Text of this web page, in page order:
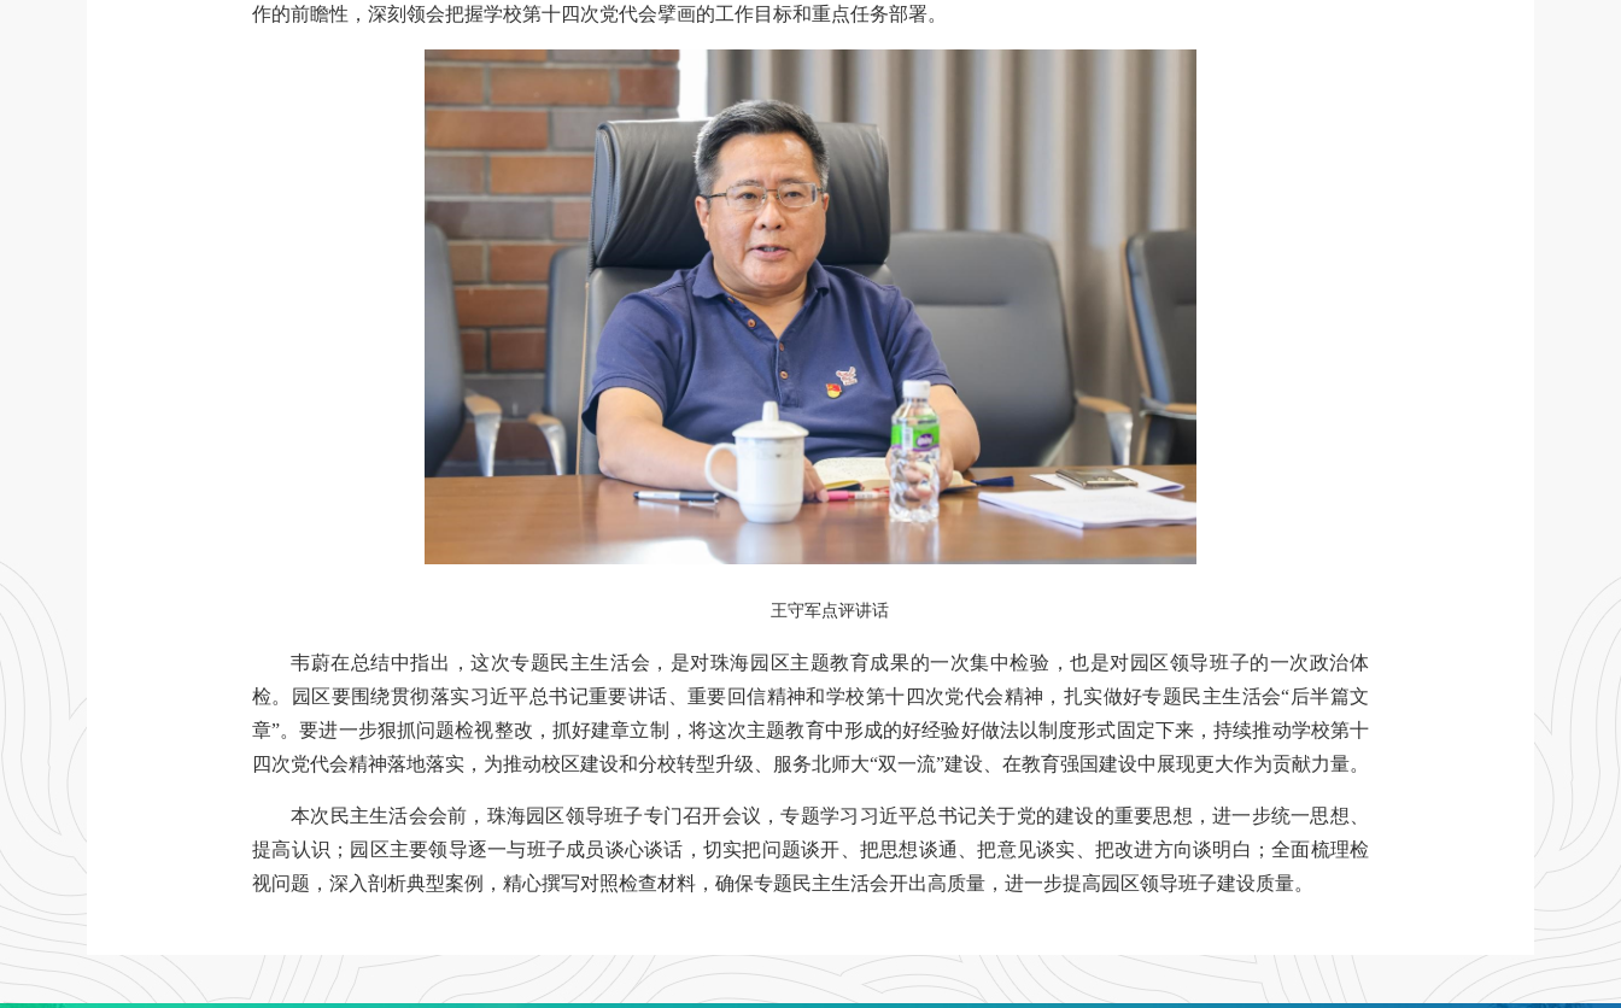
作的前瞻性，深刻领会把握学校第十四次党代会擘画的工作目标和重点任务部署。
王守军点评讲话
韦蔚在总结中指出，这次专题民主生活会，是对珠海园区主题教育成果的一次集中检验，也是对园区领导班子的一次政治体
检。园区要围绕贯彻落实习近平总书记重要讲话、重要回信精神和学校第十四次党代会精神，扎实做好专题民主生活会“后半篇文
章”。要进一步狠抓问题检视整改，抓好建章立制，将这次主题教育中形成的好经验好做法以制度形式固定下来，持续推动学校第十
四次党代会精神落地落实，为推动校区建设和分校转型升级、服务北师大“双一流”建设、在教育强国建设中展现更大作为贡献力量。
本次民主生活会会前，珠海园区领导班子专门召开会议，专题学习习近平总书记关于党的建设的重要思想，进一步统一思想、
提高认识；园区主要领导逐一与班子成员谈心谈话，切实把问题谈开、把思想谈通、把意见谈实、把改进方向谈明白；全面梳理检
视问题，深入剖析典型案例，精心撰写对照检查材料，确保专题民主生活会开出高质量，进一步提高园区领导班子建设质量。